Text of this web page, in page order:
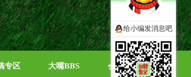
专区 大嘴BBS 会员中心
给小编发消息吧